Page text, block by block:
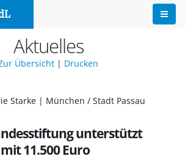
Aktuelles
Übersicht | Drucken
Starke | München / Stadt Passau
unterstützt
11.500 Euro